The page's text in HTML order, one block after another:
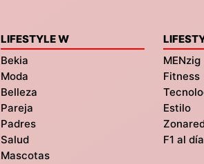
LIFESTYLE W
Bekia
Moda
Belleza
Pareja
Padres
Salud
Mascotas
MENzig
Fitness
Estilo
F1 al día